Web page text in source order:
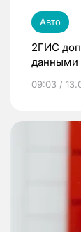
Авто
2ГИС
данными
09:03 /